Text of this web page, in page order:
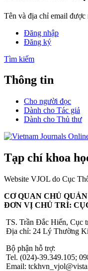
Tên và địa chỉ email được
Đăng nhập
Đăng ký
Tìm kiếm
Thông tin
Cho người đọc
Dành cho Tác giả
Dành cho Thủ thư
Tạp chí khoa
Website VJOL do Cục
CƠ QUAN CHỦ
ĐƠN VỊ CHỦ TRÌ:
TS. Trần Đắc Hiến, Cục
Địa chỉ: 24 Lý Thường
Bộ phận hỗ trợ:
Tel. (024)-39.349.105;
Email: